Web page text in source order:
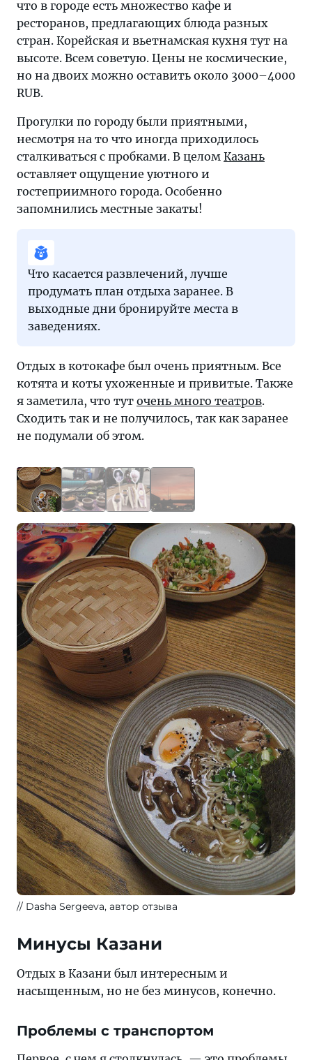
что в городе есть множество кафе и
ресторанов, предлагающих блюда разных
стран. Корейская и вьетнамская кухня тут на
высоте. Всем советую. Цены не космические,
но на двоих можно оставить около 3000–4000
RUB.
Прогулки по городу были приятными,
несмотря на то что иногда приходилось
сталкиваться с пробками. В целом Казань
оставляет ощущение уютного и
гостеприимного города. Особенно
запомнились местные закаты!
Что касается развлечений, лучше
продумать план отдыха заранее. В
выходные дни бронируйте места в
заведениях.
Отдых в котокафе был очень приятным. Все
котята и коты ухоженные и привитые. Также
я заметила, что тут очень много театров.
Сходить так и не получилось, так как заранее
не подумали об этом.
Dasha Sergeeva, автор отзыва
Минусы Казани
Отдых в Казани был интересным и
насыщенным, но не без минусов, конечно.
Проблемы с транспортом